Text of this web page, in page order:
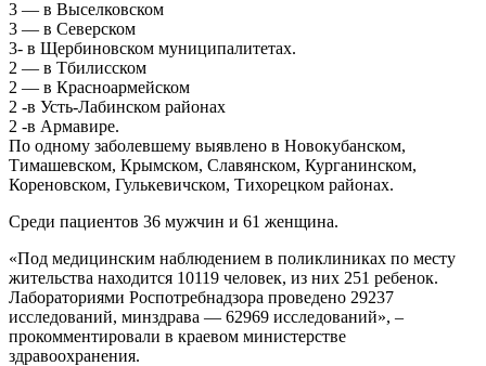
3 — в Выселковском
3 — в Северском
3- в Щербиновском муниципалитетах.
2 — в Тбилисском
2 — в Красноармейском
2 -в Усть-Лабинском районах
2 -в Армавире.
По одному заболевшему выявлено в Новокубанском,
Тимашевском, Крымском, Славянском, Курганинском,
Кореновском, Гулькевичском, Тихорецком районах.
Среди пациентов 36 мужчин и 61 женщина.
«Под медицинским наблюдением в поликлиниках по месту
жительства находится 10119 человек, из них 251 ребенок.
Лабораториями Роспотребнадзора проведено 29237
исследований, минздрава — 62969 исследований», –
прокомментировали в краевом министерстве
здравоохранения.